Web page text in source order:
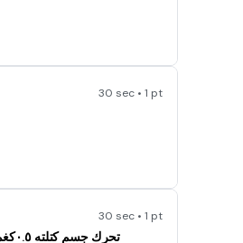
30 sec • 1 pt
30 sec • 1 pt